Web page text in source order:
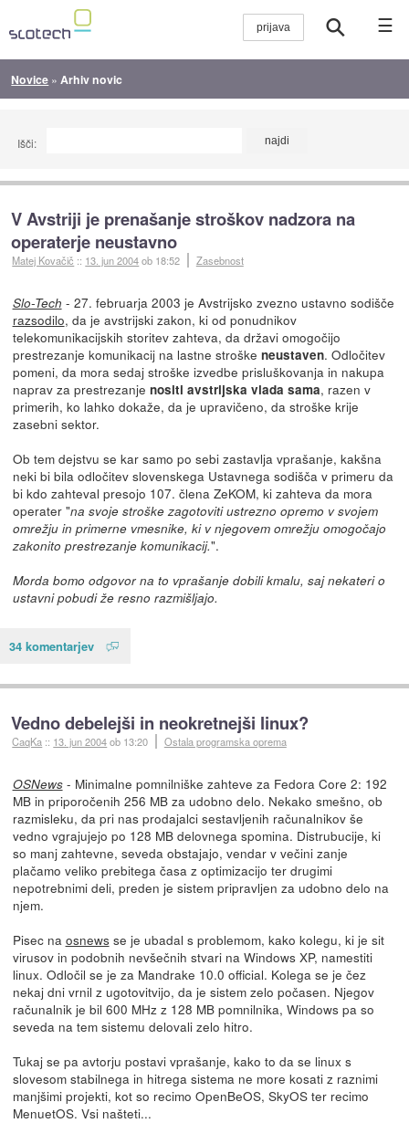
☰
Novice » Arhiv novic
Išči:
V Avstriji je prenašanje stroškov nadzora na
operaterje neustavno
Matej Kovačič :: 13. jun 2004ob 18:52 Zasebnost
Slo-Tech - 27. februarja 2003 je Avstrijsko zvezno ustavno sodišče
razsodilo, da je avstrijski zakon, ki od ponudnikov
telekomunikacijskih storitev zahteva, da državi omogočijo
prestrezanje komunikacij na lastne stroške neustaven. Odločitev
pomeni, da mora sedaj stroške izvedbe prisluškovanja in nakupa
naprav za prestrezanje nositi avstrijska vlada sama, razen v
primerih, ko lahko dokaže, da je upravičeno, da stroške krije
zasebni sektor.
Ob tem dejstvu se kar samo po sebi zastavlja vprašanje, kakšna
neki bi bila odločitev slovenskega Ustavnega sodišča v primeru da
bi kdo zahteval presojo 107. člena ZeKOM, ki zahteva da mora
operater "na svoje stroške zagotoviti ustrezno opremo v svojem
omrežju in primerne vmesnike, ki v njegovem omrežju omogočajo
zakonito prestrezanje komunikacij.".
Morda bomo odgovor na to vprašanje dobili kmalu, saj nekateri o
ustavni pobudi že resno razmišljajo.
34 komentarjev
Vedno debelejši in neokretnejši linux?
CaqKa :: 13. jun 2004ob 13:20 Ostala programska oprema
OSNews- Minimalne pomnilniške zahteve za Fedora Core 2: 192
MB in priporočenih 256 MB za udobno delo. Nekako smešno, ob
razmisleku, da pri nas prodajalci sestavljenih računalnikov še
vedno vgrajujejo po 128 MB delovnega spomina. Distrubucije, ki
so manj zahtevne, seveda obstajajo, vendar v večini zanje
plačamo veliko prebitega časa z optimizacijo ter drugimi
nepotrebnimi deli, preden je sistem pripravljen za udobno delo na
njem.
Pisec na osnewsse je ubadal s problemom, kako kolegu, ki je sit
virusov in podobnih nevšečnih stvari na Windows XP, namestiti
linux. Odločil se je za Mandrake 10.0 official. Kolega se je čez
nekaj dni vrnil z ugotovitvijo, da je sistem zelo počasen. Njegov
računalnik je bil 600 MHz z 128 MB pomnilnika, Windows pa so
seveda na tem sistemu delovali zelo hitro.
Tukaj se pa avtorju postavi vprašanje, kako to da se linux s
slovesom stabilnega in hitrega sistema ne more kosati z raznimi
manjšimi projekti, kot so recimo OpenBeOS, SkyOS ter recimo
MenuetOS. Vsi našteti...